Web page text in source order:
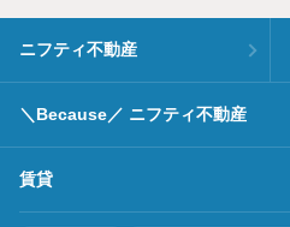
ニフティ不動産
＼Because／ ニフティ不動産
賃貸